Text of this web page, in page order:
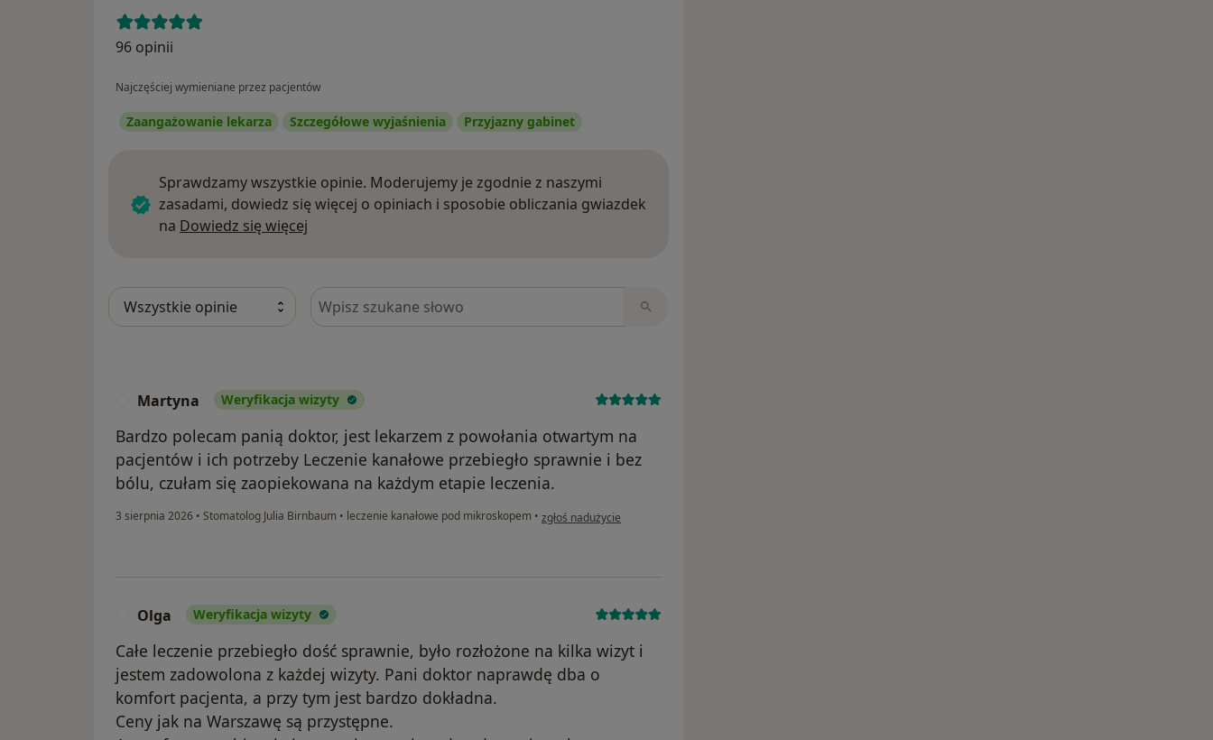
96 opinii
Najczęściej wymieniane przez pacjentów
Zaangażowanie lekarza Szczegółowe wyjaśnienia Przyjazny gabinet
Sprawdzamy wszystkie opinie. Moderujemy je zgodnie z naszymi
zasadami, dowiedz się więcej o opiniach i sposobie obliczania gwiazdek
na Dowiedz się więcej
Szukaj w opiniach
Martyna Weryfikacja wizyty
Bardzo polecam panią doktor, jest lekarzem z powołania otwartym na
pacjentów i ich potrzeby Leczenie kanałowe przebiegło sprawnie i bez
bólu, czułam się zaopiekowana na każdym etapie leczenia.
3 sierpnia 2026 • Stomatolog Julia Birnbaum • leczenie kanałowe pod mikroskopem • w opinii użytkownika Martyna
zgłoś nadużycie
Olga Weryfikacja wizyty
Całe leczenie przebiegło dość sprawnie, było rozłożone na kilka wizyt i
jestem zadowolona z każdej wizyty. Pani doktor naprawdę dba o
komfort pacjenta, a przy tym jest bardzo dokładna.
Ceny jak na Warszawę są przystępne.